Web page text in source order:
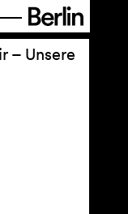
– Unsere